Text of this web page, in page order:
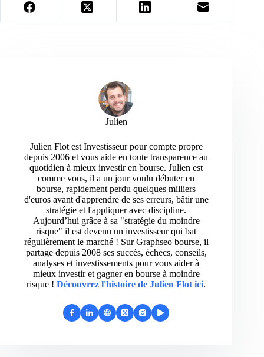
Julien
Julien Flot est Investisseur pour compte propre
depuis 2006 et vous aide en toute transparence au
quotidien à mieux investir en bourse. Julien est
comme vous, il a un jour voulu débuter en
bourse, rapidement perdu quelques milliers
d'euros avant d'apprendre de ses erreurs, bâtir une
stratégie et l'appliquer avec discipline.
Aujourd’hui grâce à sa "stratégie du moindre
risque" il est devenu un investisseur qui bat
régulièrement le marché ! Sur Graphseo bourse, il
partage depuis 2008 ses succès, échecs, conseils,
analyses et investissements pour vous aider à
mieux investir et gagner en bourse à moindre
risque ! Découvrez l'histoire de Julien Flot ici.